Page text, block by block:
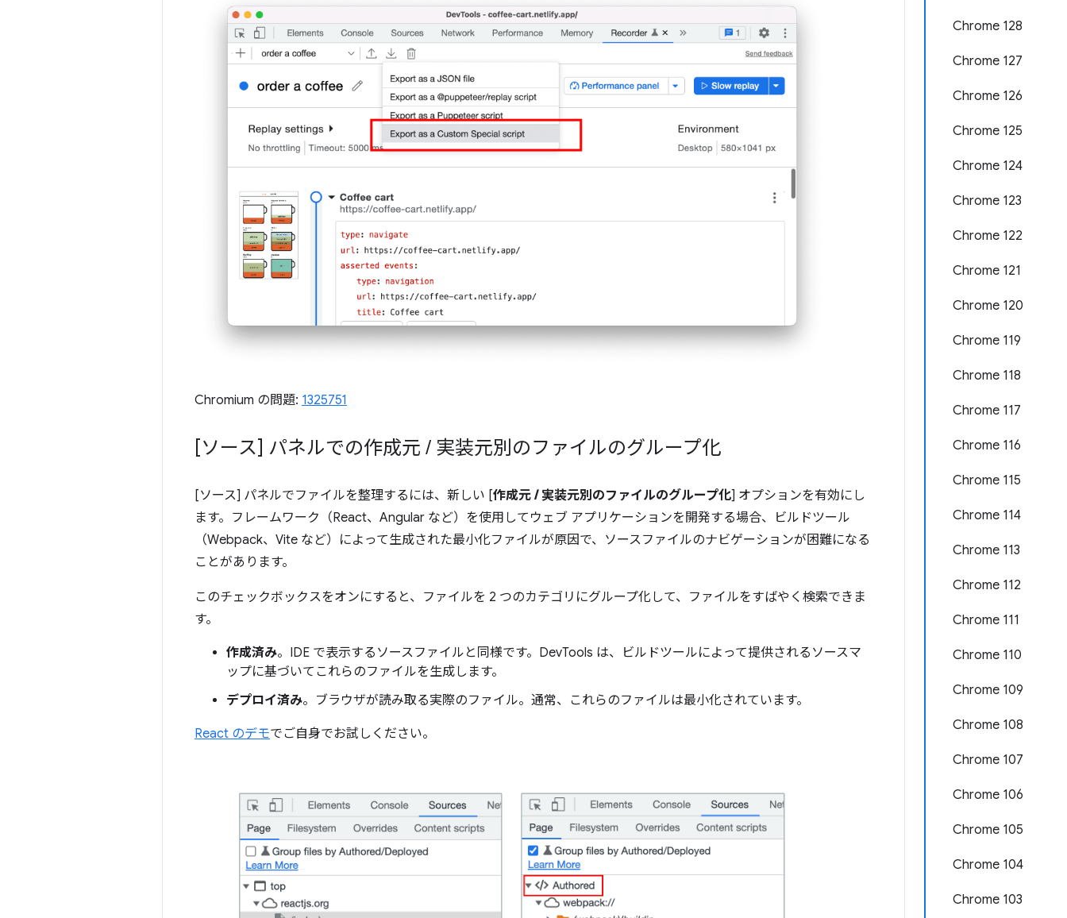
Chrome 128
Chrome 127
Chrome 126
Chrome 125
Chrome 124
Chrome 123
Chrome 122
Chrome 121
Chrome 120
Chrome 119
Chrome 118
Chrome 117
Chrome 116
Chrome 115
Chrome 114
Chrome 113
Chrome 112
Chrome 111
Chrome 110
Chrome 109
Chrome 108
Chrome 107
Chrome 106
Chrome 105
Chrome 104
Chrome 103
Chromium の問題: 1325751
[ソース] パネルでの作成元 / 実装元別のファイルのグループ化
[ソース] パネルでファイルを整理するには、新しい [作成元 / 実装元別のファイルのグループ化] オプションを有効にし
ます。フレームワーク（React、Angular など）を使用してウェブ アプリケーションを開発する場合、ビルドツール
（Webpack、Vite など）によって生成された最小化ファイルが原因で、ソースファイルのナビゲーションが困難になる
ことがあります。
このチェックボックスをオンにすると、ファイルを 2 つのカテゴリにグループ化して、ファイルをすばやく検索できま
す。
作成済み。IDE で表示するソースファイルと同様です。DevTools は、ビルドツールによって提供されるソースマ
ップに基づいてこれらのファイルを生成します。
デプロイ済み。ブラウザが読み取る実際のファイル。通常、これらのファイルは最小化されています。
React のデモでご自身でお試しください。